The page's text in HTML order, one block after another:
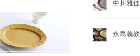
中川雅佳
永島義教